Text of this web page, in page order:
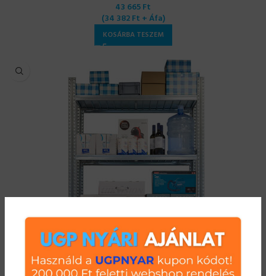
43 665Ft
(34 382Ft + Áfa)
KOSÁRBA TESZEM